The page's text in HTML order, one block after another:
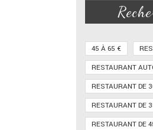
45 À 65 €
RESTAURANT
RESTAURANT DE
RESTAURANT DE
RESTAURANT DE